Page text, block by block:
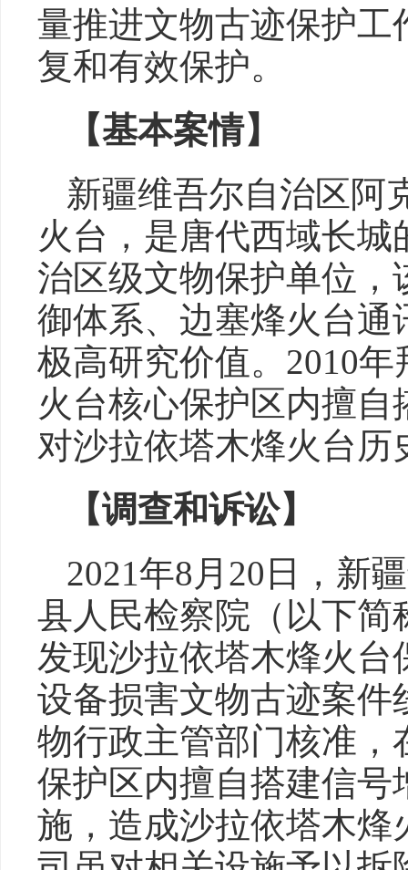
量推进文物古迹保护
复和有效保护。
【基本案情】
新疆维吾尔自治区阿
火台，是唐代西域长城
治区级文物保护单位
御体系、边塞烽火台
极高研究价值。2010
火台核心保护区内擅
对沙拉依塔木烽火台
【调查和诉讼】
2021年8月20日，新
县人民检察院（以下简
发现沙拉依塔木烽火
设备损害文物古迹案
物行政主管部门核准
保护区内擅自搭建信
施，造成沙拉依塔木